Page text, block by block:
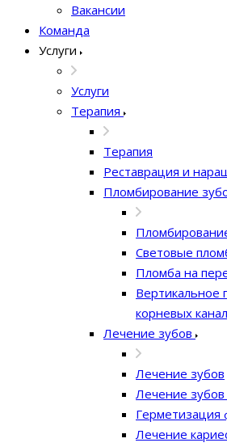
Вакансии
Команда
Услуги
Услуги
Терапия
Терапия
Реставрация и
Пломбирование
Световые
Пломба на
Вертикальное
корневых
Лечение зубов
Лечение зубов
Лечение
Герметизация
Лечение